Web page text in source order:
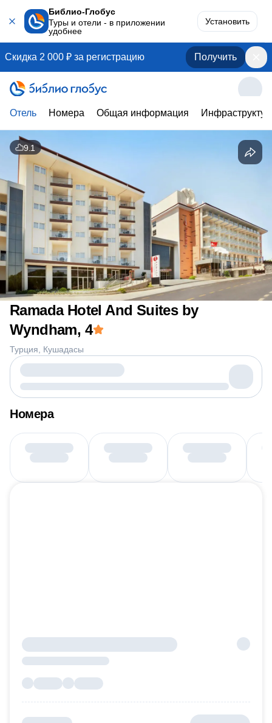
Библио-Глобус
Туры и отели - в приложении
удобнее
Установить
Скидка 2 000 ₽ за регистрацию Получить
Отель Номера Общая информация
Ramada Hotel And Suites by
Wyndham, 4
Турция Кушадасы
9.1
Номера